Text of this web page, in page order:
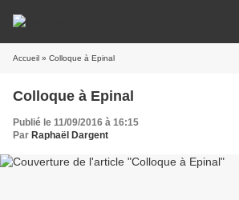
Accueil » Colloque à Epinal
Colloque à Epinal
Publié le 11/09/2016 à 16:15
Par Raphaël Dargent